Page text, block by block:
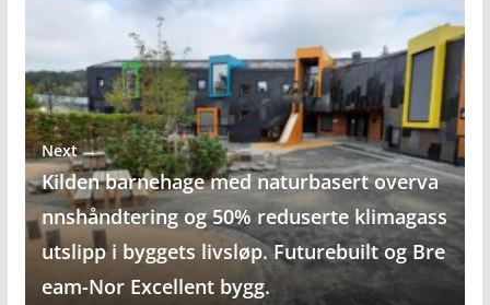
Next →
Kilden barnehage med naturbasert overva
nnshåndtering og 50% reduserte klimagass
utslipp i byggets livsløp. Futurebuilt og Bre
eam-Nor Excellent bygg.